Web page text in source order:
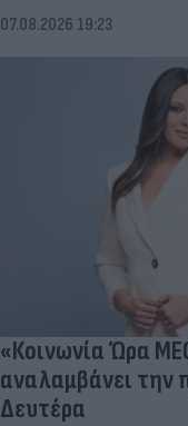
07.08.2026 19:23
«Κοινωνία Ώρα
αναλαμβάνει
Δευτέρα